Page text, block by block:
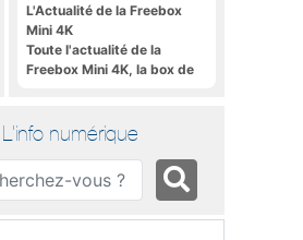
L'Actualité de la Freebox
Mini 4K
Toute l'actualité de la
Freebox Mini 4K, la box de
L'info numérique